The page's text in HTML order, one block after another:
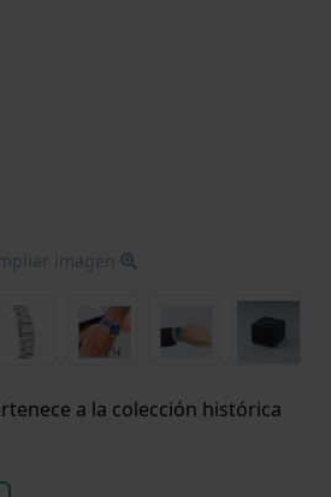
imagen
a la colección histórica